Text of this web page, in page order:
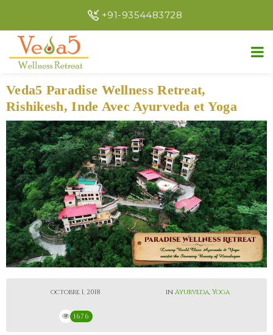
+91-9354483728
Veda5 Paradise Wellness Retreat,
Rishikesh, Inde Avec Ayurveda et Yoga
octobre 1, 2018 in Ayurveda, Yoga
1676